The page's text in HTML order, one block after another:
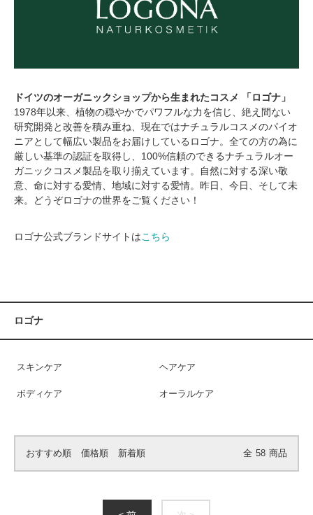
ドイツのオーガニックショップから生まれたコスメ 「ロゴナ」
1978年以来、植物の穏やかでパワフルな力を信じ、絶え間ない
研究開発と改善を積み重ね、現在ではナチュラルコスメのパイオ
ニアとして幅広い製品をお届けしているロゴナ。全ての方の為に
厳しい基準の認証を取得し、100%信頼のできるナチュラルオー
ガニックコスメ製品を取り揃えています。自然に対する深い敬
意、命に対する愛情、地域に対する愛情。昨日、今日、そして未
来。どうぞロゴナの世界をご覧ください！
ロゴナ公式ブランドサイトはこちら
ロゴナ
スキンケア ヘアケア
ボディケア オーラルケア
おすすめ順 価格順 新着順 全 58 商品